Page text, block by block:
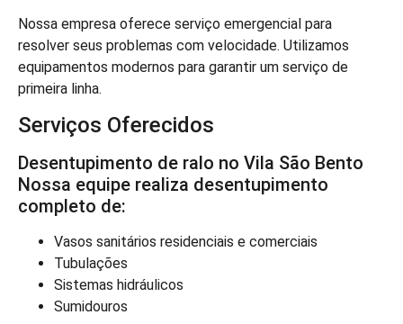
Nossa empresa oferece serviço emergencial para
resolver seus problemas com velocidade. Utilizamos
equipamentos modernos para garantir um serviço de
primeira linha.
Serviços Oferecidos
Desentupimento de ralo no Vila São Bento
Nossa equipe realiza desentupimento
completo de:
Vasos sanitários residenciais e comerciais
Tubulações
Sistemas hidráulicos
Sumidouros